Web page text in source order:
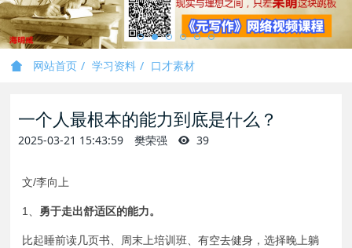
网站首页 学习资料 口才素材
一个人最根本的能力到底是什么？
2025-03-21 15:43:59 樊荣强 39
文/李向上
1、 勇于走出舒适区的能力。
比起睡前读几页书、周末上培训班、有空去健身，选择晚上躺